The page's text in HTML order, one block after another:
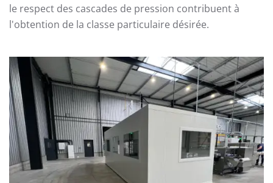
le respect des cascades de pression contribuent à
l'obtention de la classe particulaire désirée.